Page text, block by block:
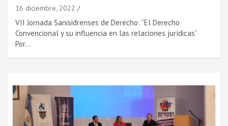
16 diciembre, 2022
VII Jornada Sanisidrenses de Derecho: “El Derecho
Convencional y su influencia en las relaciones jurídicas”
Por…